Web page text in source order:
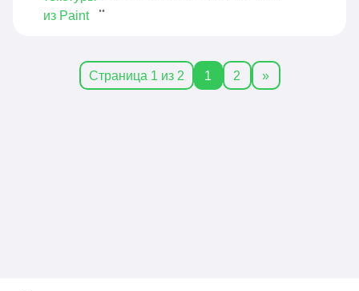
полностью...
Страница 1 из 2 1 2 »